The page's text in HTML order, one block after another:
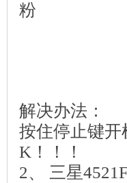
粉
解决办法：
按住停止键开
K！！！
2、 三星